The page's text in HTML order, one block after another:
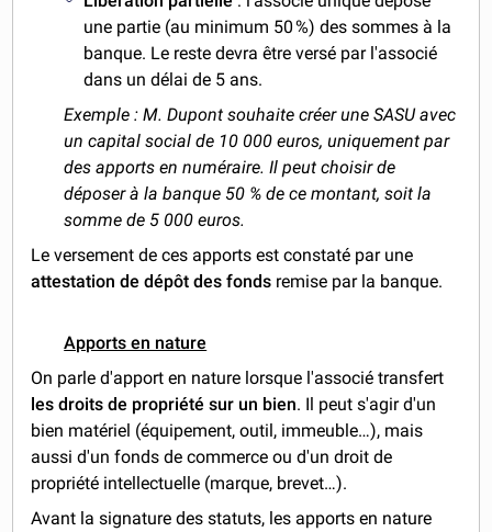
une partie (au minimum 50 %) des sommes à la
banque. Le reste devra être versé par l'associé
dans un délai de 5 ans.
Exemple : M. Dupont souhaite créer une SASU avec
un capital social de 10 000 euros, uniquement par
des apports en numéraire. Il peut choisir de
déposer à la banque 50 % de ce montant, soit la
somme de 5 000 euros.
Le versement de ces apports est constaté par une
attestation de dépôt des fonds remise par la banque.
Apports en nature
On parle d'apport en nature lorsque l'associé transfert
les droits de propriété sur un bien. Il peut s'agir d'un
bien matériel (équipement, outil, immeuble…), mais
aussi d'un fonds de commerce ou d'un droit de
propriété intellectuelle (marque, brevet…).
Avant la signature des statuts, les apports en nature